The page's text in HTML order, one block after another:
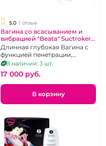
5.0 1 отзыв
Вагина со всасыванием и
вибрацией "Beata" Suctroker
кибер кожа
Длинная глубокая Вагина с
функцией пенетрации,
вакуумом и вибрацией. Ярко-
розовые губки
В наличии: 3 шт.
17 000 pуб.
В корзину